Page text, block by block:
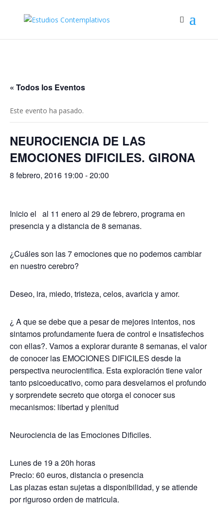
« Todos los Eventos
Este evento ha pasado.
NEUROCIENCIA DE LAS
EMOCIONES DIFICILES. GIRONA
8 febrero, 2016 19:00 -20:00
Inicio el al 11 enero al 29 de febrero, programa en
presencia y a distancia de 8 semanas.
¿Cuáles son las 7 emociones que no podemos cambiar
en nuestro cerebro?
Deseo, ira, miedo, tristeza, celos, avaricia y amor.
¿ A que se debe que a pesar de mejores intentos, nos
sintamos profundamente fuera de control e insatisfechos
con ellas?. Vamos a explorar durante 8 semanas, el valor
de conocer las EMOCIONES DIFICILES desde la
perspectiva neurocientifica. Esta exploración tiene valor
tanto psicoeducativo, como para desvelarnos el profundo
y sorprendete secreto que otorga el conocer sus
mecanismos: libertad y plenitud
Neurociencia de las Emociones Dificiles.
Lunes de 19 a 20h horas
Precio: 60 euros, distancia o presencia
Las plazas estan sujetas a disponibilidad, y se atiende
por riguroso orden de matricula.